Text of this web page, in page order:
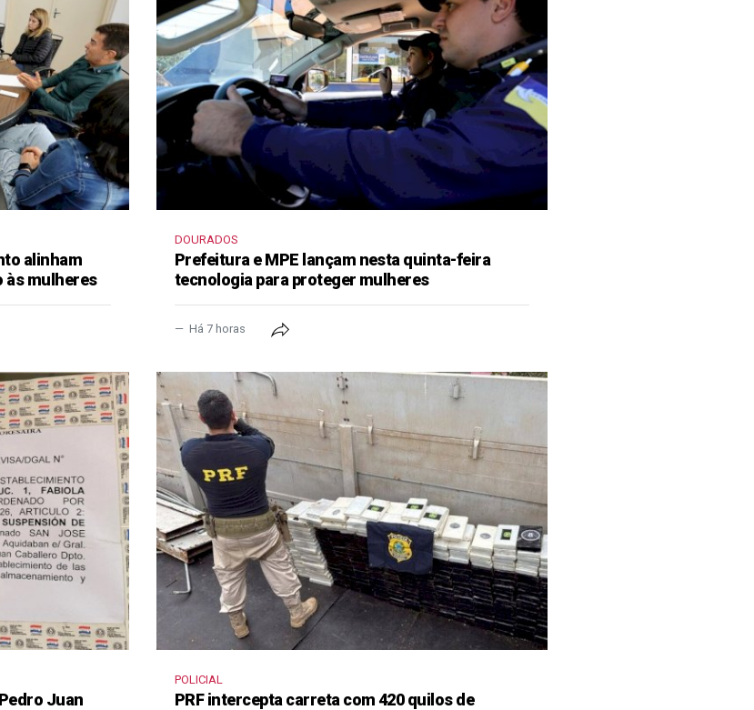
alinham
às mulheres
DOURADOS
Prefeitura e MPE lançam nesta quinta-feira
tecnologia para proteger mulheres
Há 7 horas
Juan
POLICIAL
PRF intercepta carreta com 420 quilos de